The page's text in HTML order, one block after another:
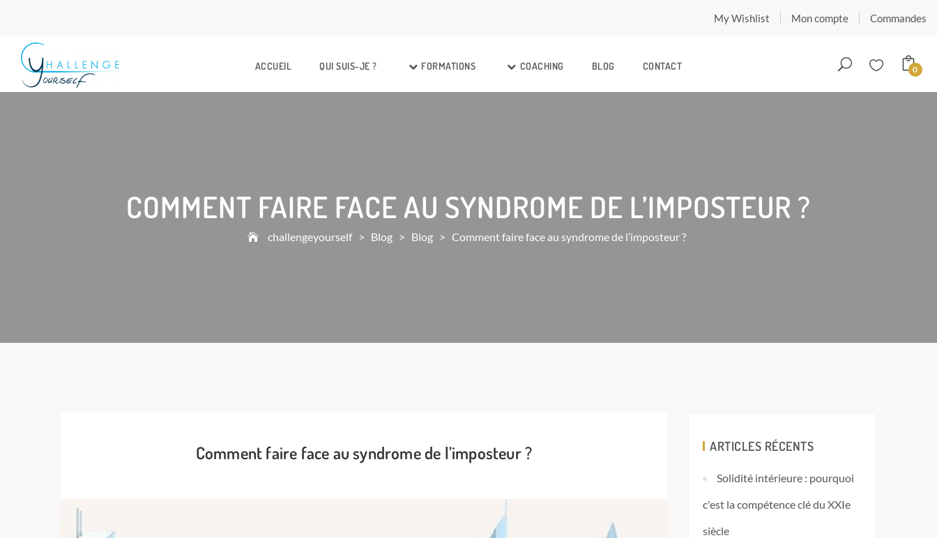
My Wishlist Mon compte Commandes
ACCUEIL QUI SUIS-JE ? FORMATIONS COACHING BLOG CONTACT 0
COMMENT FAIRE FACE AU SYNDROME DE L’IMPOSTEUR ?
challengeyourself > Blog > Blog > Comment faire face au syndrome de l’imposteur ?
Comment faire face au syndrome de l’imposteur ? ARTICLES RÉCENTS
Solidité intérieure : pourquoi
c'est la compétence clé du XXIe
siècle